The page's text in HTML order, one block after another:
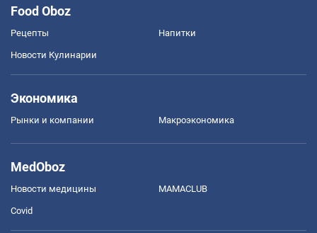
Food Oboz
Рецепты Напитки
Новости Кулинарии
Экономика
Рынки и компании Mакроэкономика
MedOboz
Новости медицины MAMACLUB
Covid